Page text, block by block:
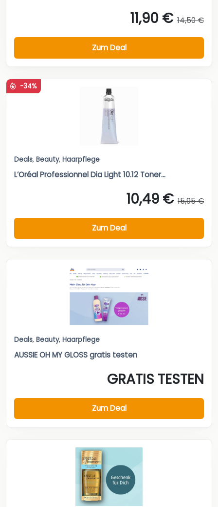
11,90 € 14,50 €
Zum Deal
-34%
Deals, Beauty, Haarpflege
L’Oréal Professionnel Dia Light 10.12 Toner...
10,49 € 15,95 €
Zum Deal
Deals, Beauty, Haarpflege
AUSSIE OH MY GLOSS gratis testen
GRATIS TESTEN
Zum Deal